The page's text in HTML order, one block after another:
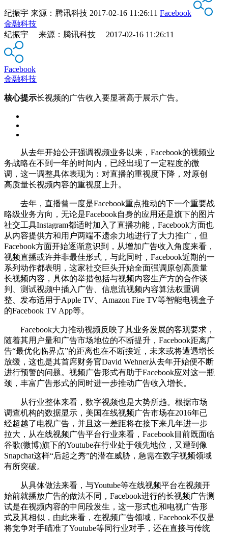
纪振宇 来源： 腾讯科技 2017-02-16 11:26:11 Facebook
金融科技
纪振宇 来源：腾讯科技 2017-02-16 11:26:11
Facebook
金融科技
核心提示长视频的广告收入要显著高于展示广告。
从去年开始公开强调视频业务以来，Facebook的视频业
务战略在不到一年的时间内，已经出现了一定程度的微
调，这一调整具体表现为：对直播的重视度下降，对原创
高质量长视频内容的重视度上升。
去年，直播曾一度是Facebook重点推动的下一个重要战
略级业务方向，无论是Facebook自身的应用还是旗下的图片
社交工具Instagram都适时加入了直播功能，Facebook方面也
从内容提供方和用户两端不遗余力地进行了大力推广，但
Facebook方面开始逐渐意识到，从增加广告收入角度来看，
视频直播或许并非最佳形式，与此同时，Facebook近期的一
系列动作都表明，这家社交巨头开始全面强调原创高质量
长视频内容，具体的举措包括与视频内容生产方的合作谈
判、测试视频中插入广告、信息流视频内容算法权重调
整、发布适用于Apple TV、Amazon Fire TV等智能电视盒子
的Facebook TV App等。
Facebook大力推动视频反映了其业务发展的客观要求，
随着其用户量和广告市场地位的不断提升，Facebook距离广
告“最优化临界点”的距离也在不断接近，未来或将遭遇增长
放缓，这也是其首席财务官David Wehner从去年开始便不断
进行预警的问题。视频广告形式有助于Facebook应对这一瓶
颈，丰富广告形式的同时进一步推动广告收入增长。
从行业整体来看，数字视频也是大势所趋。根据市场
调查机构的数据显示，美国在线视频广告市场在2016年已
经超越了电视广告，并且这一差距将在接下来几年进一步
拉大，从在线视频广告平台行业来看，Facebook目前既面临
谷歌(微博)旗下的Youtube在行业处于领先地位，又遭到像
Snapchat这样“后起之秀”的潜在威胁，急需在数字视频领域
有所突破。
从具体做法来看，与Youtube等在线视频平台在视频开
始前就播放广告的做法不同，Facebook进行的长视频广告测
试是在视频内容的中间段发生，这一形式也和电视广告形
式及其相似，由此来看，在视频广告领域，Facebook不仅是
将竞争对手瞄准了Youtube等同行业对手，还在直接与传统